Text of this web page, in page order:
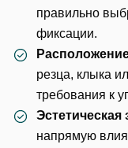
правильно
фиксации.
резца, клыка
требования к
Эстетическая
напрямую